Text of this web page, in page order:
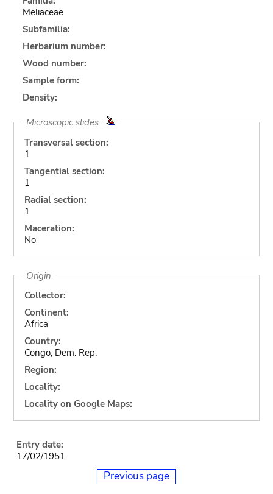
Meliaceae
Subfamilia:
Herbarium number:
Wood number:
Sample form:
Density:
Microscopic slides
Transversal section:
1
Tangential section:
1
Radial section:
1
Maceration:
No
Origin
Collector:
Continent:
Africa
Country:
Congo, Dem. Rep.
Region:
Locality:
Locality on Google Maps:
Entry date:
17/02/1951
Previous page